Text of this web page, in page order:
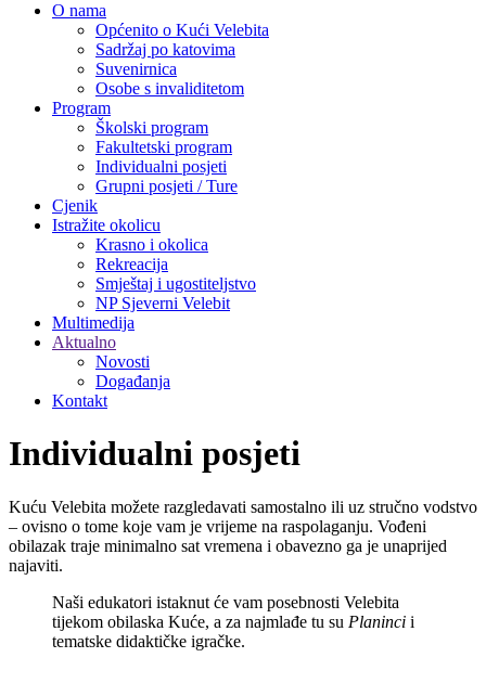
O nama
Općenito o Kući Velebita
Sadržaj po katovima
Suvenirnica
Osobe s invaliditetom
Program
Školski program
Fakultetski program
Individualni posjeti
Grupni posjeti / Ture
Cjenik
Istražite okolicu
Krasno i okolica
Rekreacija
Smještaj i ugostiteljstvo
NP Sjeverni Velebit
Multimedija
Aktualno
Novosti
Događanja
Kontakt
Individualni posjeti
Kuću Velebita možete razgledavati samostalno ili uz stručno vodstvo
– ovisno o tome koje vam je vrijeme na raspolaganju. Vođeni
obilazak traje minimalno sat vremena i obavezno ga je unaprijed
najaviti.
Naši edukatori istaknut će vam posebnosti Velebita
tijekom obilaska Kuće, a za najmlađe tu su Planinci i
tematske didaktičke igračke.